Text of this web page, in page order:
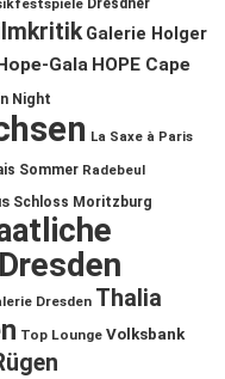
Dresdner
Galerie Holger
Hope-Gala HOPE Cape
Night
La Saxe à Paris
Sommer Radebeul
Schloss Moritzburg
Dresden Thalia
Top Lounge Volksbank